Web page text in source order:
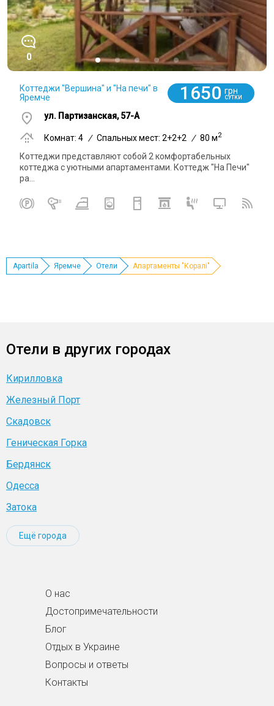
0
Коттеджи "Вершина" и "На печи" в
Яремче
1650 грн
СУТКИ
ул. Партизанская, 57-А
Комнат: 4 / Спальных мест: 2+2+2 / 80 м2
Коттеджи представляют собой 2 комфортабельных
коттеджа с уютными апартаментами. Коттедж "На Печи"
ра...
Apartila Яремче Отели Апартаменты "Коралі"
Отели в других городах
Кирилловка
Железный Порт
Скадовск
Геническая Горка
Бердянск
Одесса
Затока
Ещё города
О нас
Достопримечательности
Блог
Отдых в Украине
Вопросы и ответы
Контакты